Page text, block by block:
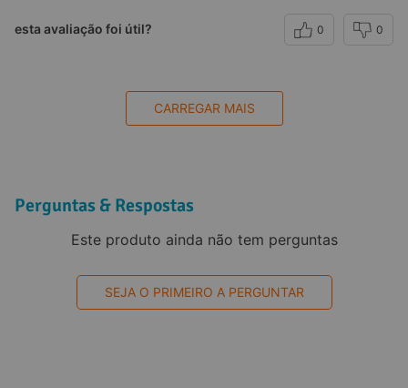
esta avaliação foi útil? 0 0
CARREGAR MAIS
Perguntas & Respostas
Este produto ainda não tem perguntas
SEJA O PRIMEIRO A PERGUNTAR